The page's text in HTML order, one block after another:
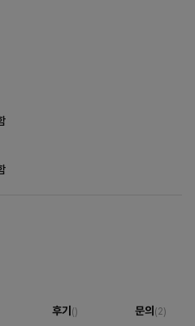
후기() 문의(2)